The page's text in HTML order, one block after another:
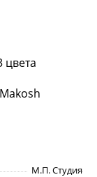
М.П. Студия